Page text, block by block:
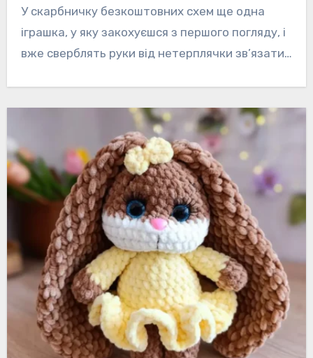
У скарбничку безкоштовних схем ще одна
іграшка, у яку закохуєшся з першого погляду, і
вже сверблять руки від нетерплячки зв’язати…